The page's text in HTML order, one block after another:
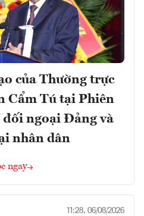
của Thường trực
Cẩm Tú tại Phiên
đối ngoại Đảng và
nhân dân
ngay
11:28, 06/08/2026